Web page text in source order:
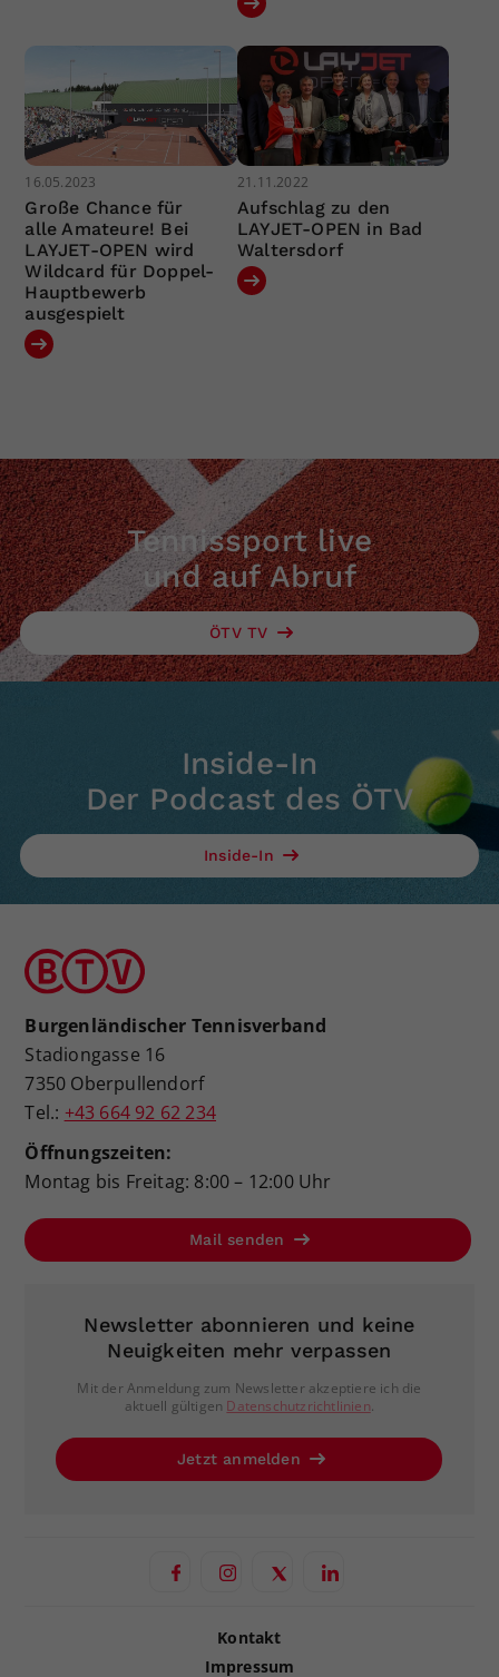
16.05.2023
Große Chance für
alle Amateure! Bei
LAYJET-OPEN wird
Wildcard für Doppel-
Hauptbewerb
ausgespielt
21.11.2022
Aufschlag zu den
LAYJET-OPEN in Bad
Waltersdorf
Tennissport live
und auf Abruf
ÖTV TV
Inside-In
Der Podcast des ÖTV
Inside-In
Burgenländischer Tennisverband
Stadiongasse 16
7350 Oberpullendorf
Tel.: +43 664 92 62 234
Öffnungszeiten:
Montag bis Freitag: 8:00 – 12:00 Uhr
Mail senden
Newsletter abonnieren und keine
Neuigkeiten mehr verpassen
Mit der Anmeldung zum Newsletter akzeptiere ich die
aktuell gültigen Datenschutzrichtlinien.
Jetzt anmelden
Kontakt
Impressum